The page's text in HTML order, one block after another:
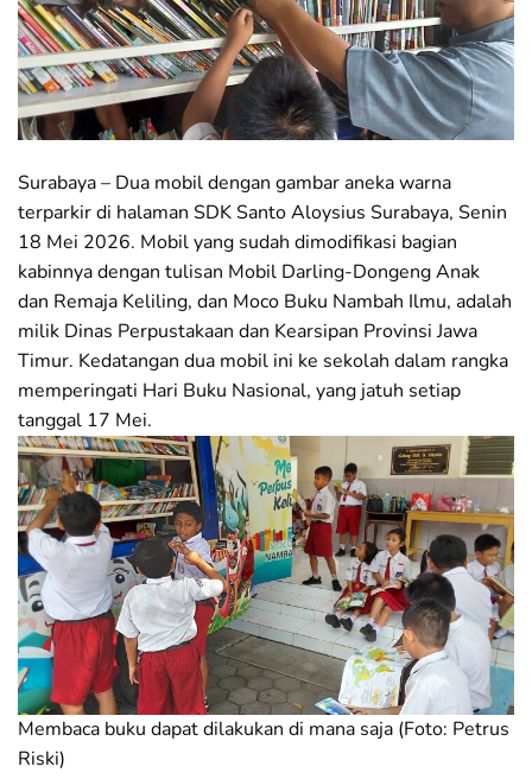
Surabaya – Dua mobil dengan gambar aneka warna
terparkir di halaman SDK Santo Aloysius Surabaya, Senin
18 Mei 2026. Mobil yang sudah dimodifikasi bagian
kabinnya dengan tulisan Mobil Darling-Dongeng Anak
dan Remaja Keliling, dan Moco Buku Nambah Ilmu, adalah
milik Dinas Perpustakaan dan Kearsipan Provinsi Jawa
Timur. Kedatangan dua mobil ini ke sekolah dalam rangka
memperingati Hari Buku Nasional, yang jatuh setiap
tanggal 17 Mei.
Membaca buku dapat dilakukan di mana saja (Foto: Petrus
Riski)